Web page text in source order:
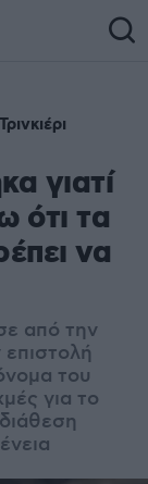
γιατί
ότι τα
να
από την
του
για το